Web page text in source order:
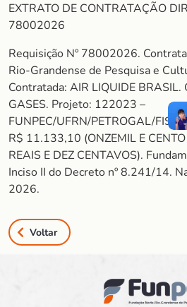
EXTRATO DE CONTRATAÇÃO
78002026
Requisição Nº 78002026.
Rio-Grandense de Pesquisa e
Contratada: AIR LIQUIDE
GASES. Projeto: 122023 –
FUNPEC/UFRN/PETROGAL/
R$ 11.133,10 (ONZEMIL E
REAIS E DEZ CENTAVOS).
Inciso II do Decreto nº 8.241/14.
2026.
Voltar